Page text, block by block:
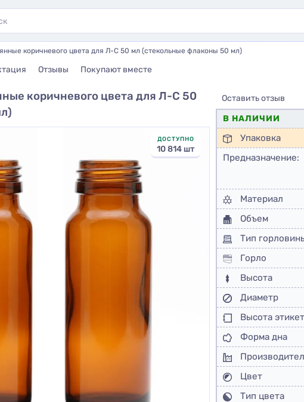
коричневого цвета для Л-С 50 мл (стекольные флаконы 50 мл)
Отзывы Покупают вместе
коричневого цвета для Л-С 50
ДОСТУПНО
10 814 шт
Оставить отзыв
В НАЛИЧИИ
Упаковка
Предназначение:
Материал
Объем
Тип
Горло
Высота
Диаметр
Высота
Форма дна
Цвет
Тип цвета